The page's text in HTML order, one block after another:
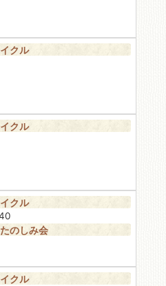
クル
クル
クル
のしみ会
クル